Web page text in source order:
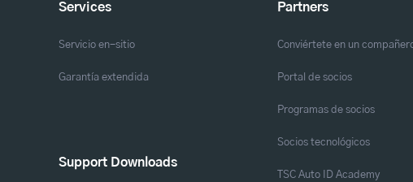
Services
Servicio en-sitio
Garantía extendida
Support Downloads
Partners
Conviértete en un
Portal de socios
Programas de socios
Socios tecnológicos
TSC Auto ID Academy